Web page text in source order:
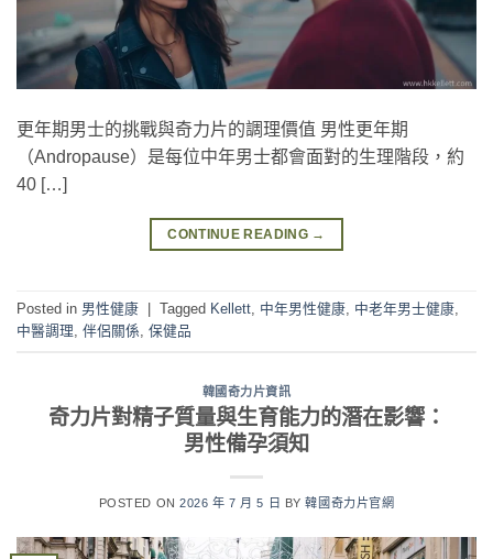
更年期男士的挑戰與奇力片的調理價值 男性更年期
（Andropause）是每位中年男士都會面對的生理階段，約
40 […]
CONTINUE READING →
Posted in 男性健康 Tagged Kellett, 中年男性健康, 中老年男士健康,
中醫調理, 伴侶關係, 保健品
韓國奇力片資訊
奇力片對精子質量與生育能力的潛在影響：
男性備孕須知
POSTED ON2026 年 7 月 5 日 BY韓國奇力片官網